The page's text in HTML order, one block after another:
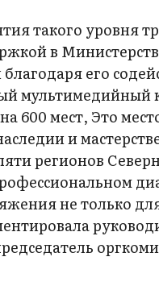
такого уровня
в
его
мультимедийный
600 мест, Это
и
регионов
не только